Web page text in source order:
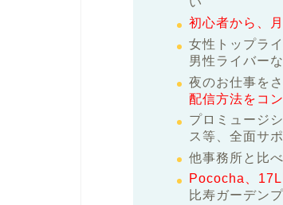
初心者から、
女性トップラ
男性ライバー
夜のお仕事を
配信方法をコ
プロミュージ
ス等、全面サポ
他事務所と比べ
Pococha、
比寿ガーデン